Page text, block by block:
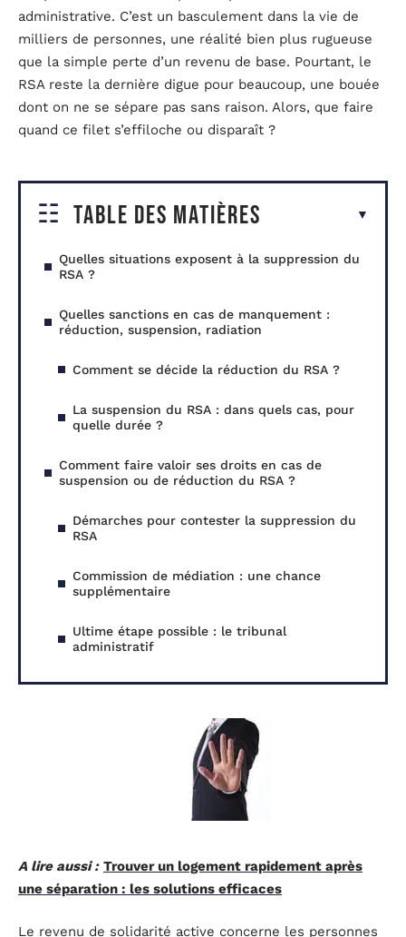
administrative. C’est un basculement dans la vie de
milliers de personnes, une réalité bien plus rugueuse
que la simple perte d’un revenu de base. Pourtant, le
RSA reste la dernière digue pour beaucoup, une bouée
dont on ne se sépare pas sans raison. Alors, que faire
quand ce filet s’effiloche ou disparaît ?
Table des matières
Quelles situations exposent à la suppression du
RSA ?
Quelles sanctions en cas de manquement :
réduction, suspension, radiation
Comment se décide la réduction du RSA ?
La suspension du RSA : dans quels cas, pour
quelle durée ?
Comment faire valoir ses droits en cas de
suspension ou de réduction du RSA ?
Démarches pour contester la suppression du
RSA
Commission de médiation : une chance
supplémentaire
Ultime étape possible : le tribunal
administratif
A lire aussi : Trouver un logement rapidement après
une séparation : les solutions efficaces
Le revenu de solidarité active concerne les personnes